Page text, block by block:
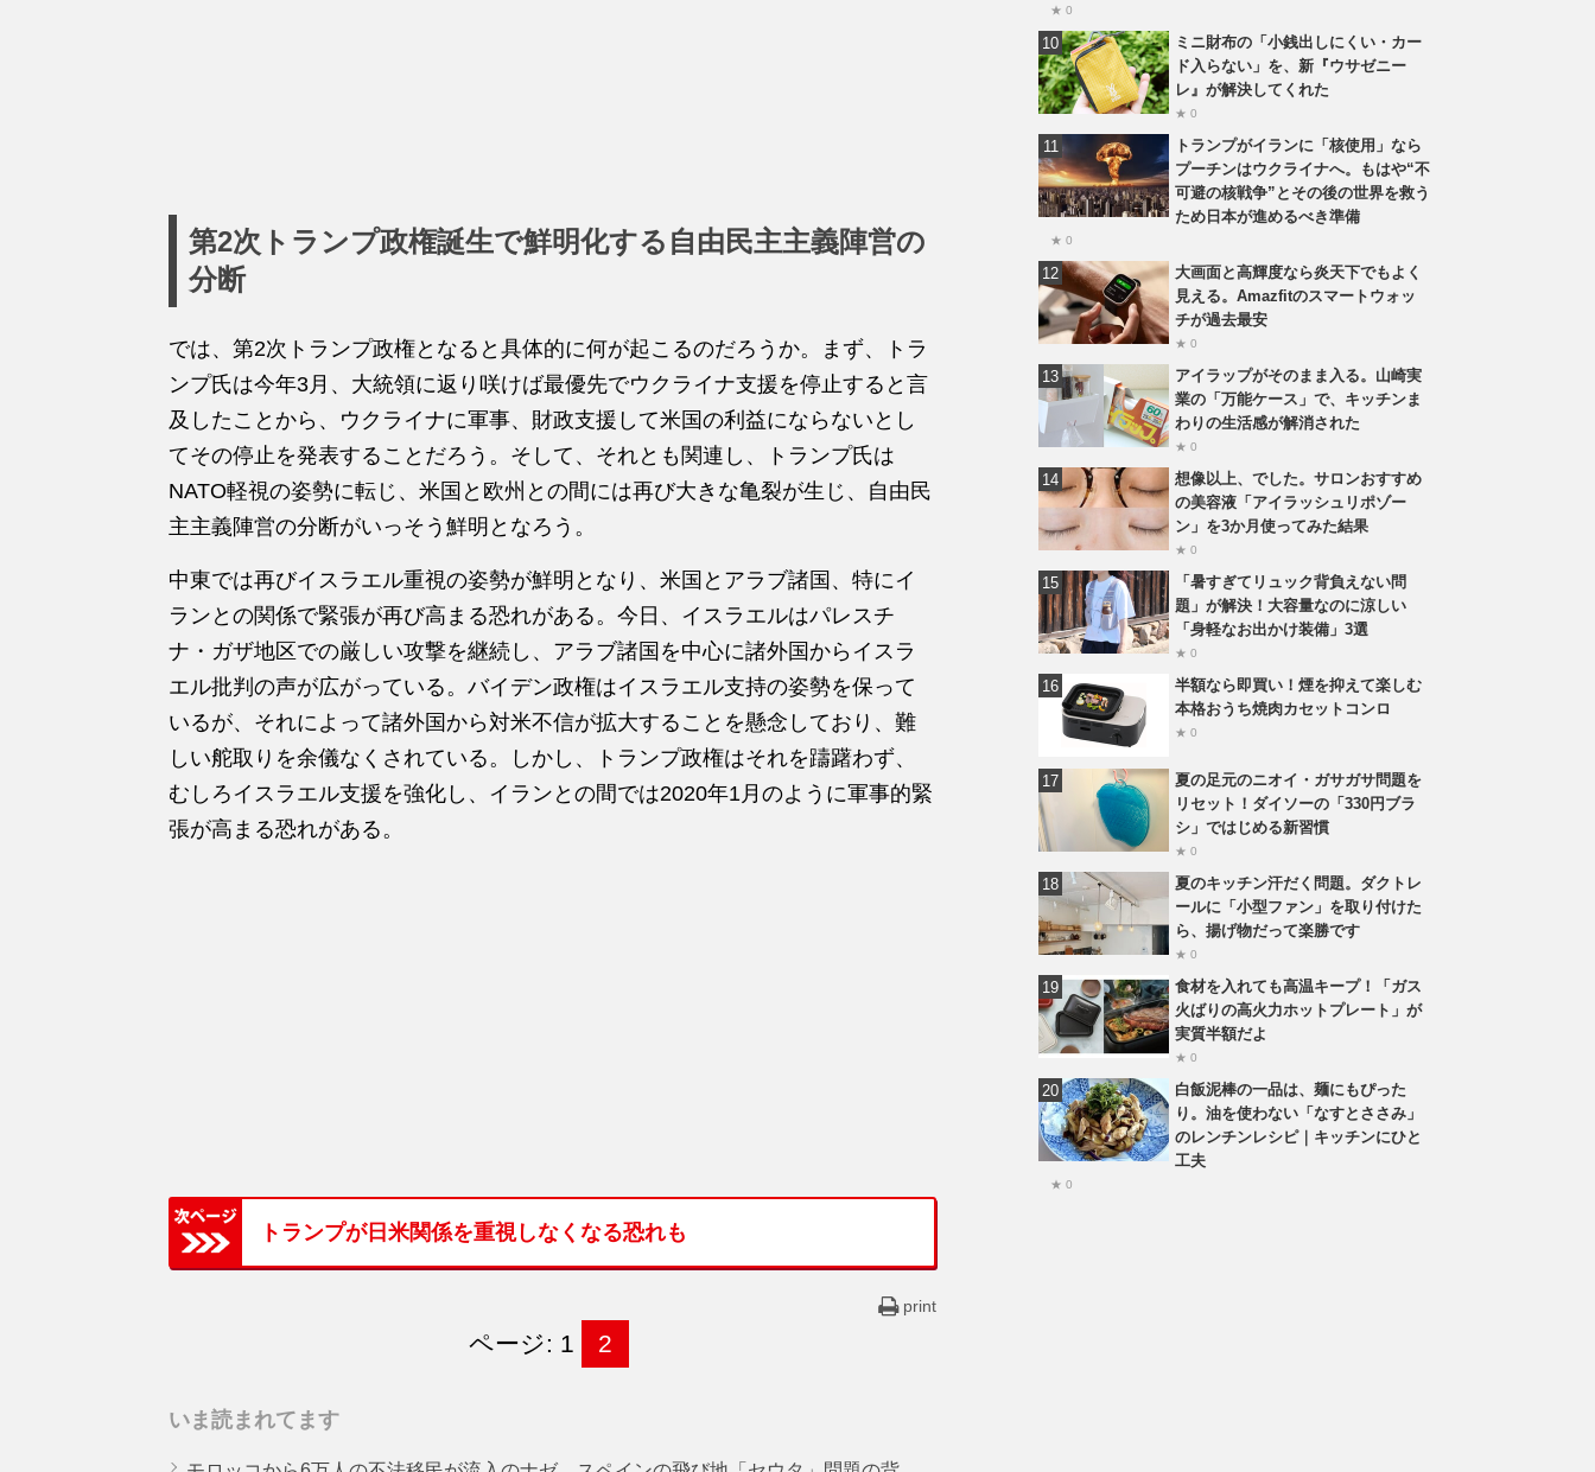
第2次トランプ政権誕生で鮮明化する自由民主主義陣営の
分断
では、第2次トランプ政権となると具体的に何が起こるのだろうか。まず、トラ
ンプ氏は今年3月、大統領に返り咲けば最優先でウクライナ支援を停止すると言
及したことから、ウクライナに軍事、財政支援して米国の利益にならないとし
てその停止を発表することだろう。そして、それとも関連し、トランプ氏は
NATO軽視の姿勢に転じ、米国と欧州との間には再び大きな亀裂が生じ、自由民
主主義陣営の分断がいっそう鮮明となろう。
中東では再びイスラエル重視の姿勢が鮮明となり、米国とアラブ諸国、特にイ
ランとの関係で緊張が再び高まる恐れがある。今日、イスラエルはパレスチ
ナ・ガザ地区での厳しい攻撃を継続し、アラブ諸国を中心に諸外国からイスラ
エル批判の声が広がっている。バイデン政権はイスラエル支持の姿勢を保って
いるが、それによって諸外国から対米不信が拡大することを懸念しており、難
しい舵取りを余儀なくされている。しかし、トランプ政権はそれを躊躇わず、
むしろイスラエル支援を強化し、イランとの間では2020年1月のように軍事的緊
張が高まる恐れがある。
トランプが日米関係を重視しなくなる恐れも
print
ページ: 1 2
いま読まれてます
★ 0
ミニ財布の「小銭出しにくい・カー
ド入らない」を、新『ウサゼニー
レ』が解決してくれた
★ 0
トランプがイランに「核使用」なら
プーチンはウクライナへ。もはや“不
可避の核戦争”とその後の世界を救う
ため日本が進めるべき準備
★ 0
大画面と高輝度なら炎天下でもよく
見える。Amazfitのスマートウォッ
チが過去最安
★ 0
アイラップがそのまま入る。山崎実
業の「万能ケース」で、キッチンま
わりの生活感が解消された
★ 0
想像以上、でした。サロンおすすめ
の美容液「アイラッシュリポゾー
ン」を3か月使ってみた結果
★ 0
「暑すぎてリュック背負えない問
題」が解決！大容量なのに涼しい
「身軽なお出かけ装備」3選
★ 0
半額なら即買い！煙を抑えて楽しむ
本格おうち焼肉カセットコンロ
★ 0
夏の足元のニオイ・ガサガサ問題を
リセット！ダイソーの「330円ブラ
シ」ではじめる新習慣
★ 0
夏のキッチン汗だく問題。ダクトレ
ールに「小型ファン」を取り付けた
ら、揚げ物だって楽勝です
★ 0
食材を入れても高温キープ！「ガス
火ばりの高火力ホットプレート」が
実質半額だよ
★ 0
白飯泥棒の一品は、麺にもぴった
り。油を使わない「なすとささみ」
のレンチンレシピ｜キッチンにひと
工夫
★ 0